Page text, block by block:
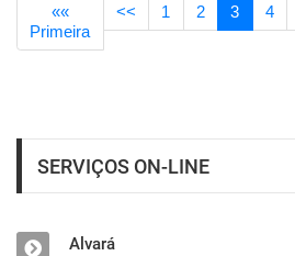
««
Primeira
<< 1 2 3 4
SERVIÇOS ON-LINE
Alvará